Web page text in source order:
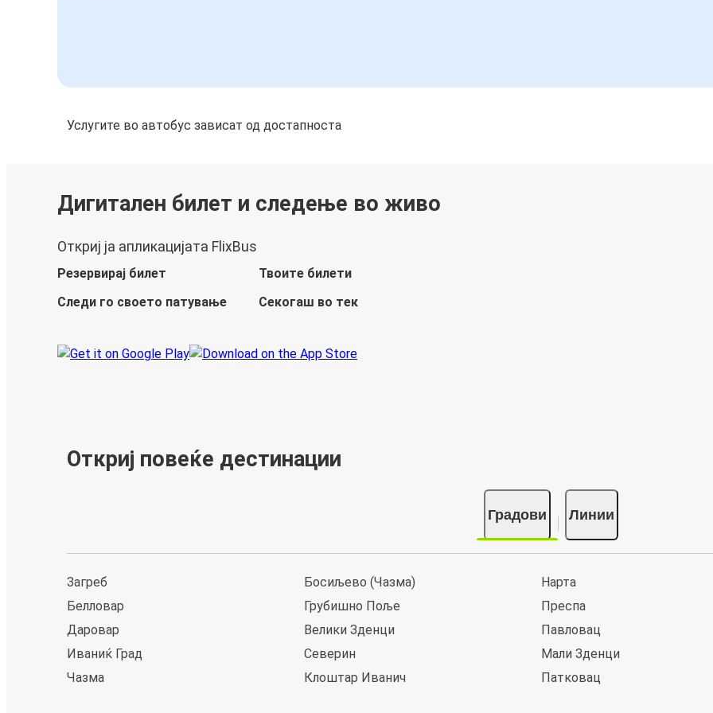
Услугите во автобус зависат од достапноста
Дигитален билет и следење во живо
Откриј ја апликацијата FlixBus
Резервирај билет
Твоите билети
Следи го своето патување
Секогаш во тек
Откриј повеќе дестинации
Градови Линии
Загреб
Белловар
Даровар
Иваниќ Град
Чазма
Босиљево (Чазма)
Грубишно Поље
Велики Зденци
Северин
Клоштар Иванич
Нарта
Преспа
Павловац
Мали Зденци
Патковац